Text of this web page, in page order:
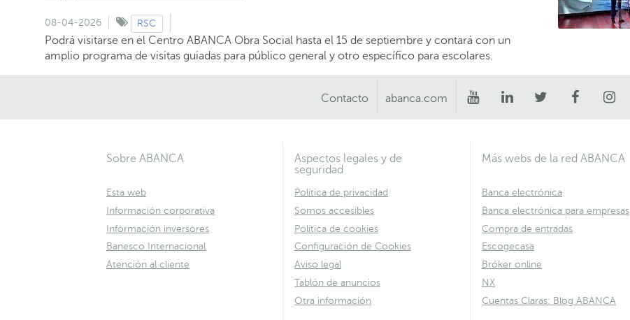
08-04-2026 RSC
Podrá visitarse en el Centro ABANCA Obra Social hasta el 15 de septiembre y contará con un
amplio programa de visitas guiadas para público general y otro específico para escolares.
Contacto abanca.com
Sobre ABANCA
Esta web
Información corporativa
Información inversores
Banesco Internacional
Atención al cliente
Aspectos legales y de
seguridad
Política de privacidad
Somos accesibles
Política de cookies
Configuración de Cookies
Aviso legal
Tablón de anuncios
Otra información
Más webs de la red ABANCA
Banca electrónica
Banca electrónica para empresas
Compra de entradas
Escogecasa
Bróker online
NX
Cuentas Claras: Blog ABANCA